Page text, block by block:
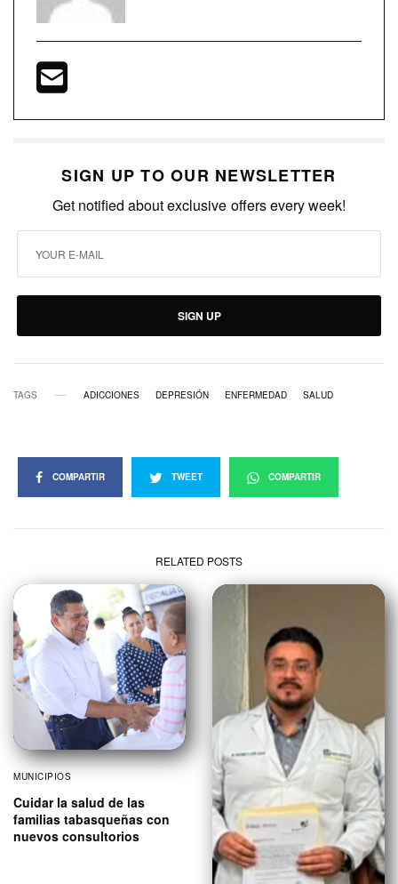
SIGN UP TO OUR NEWSLETTER
Get notified about exclusive offers every week!
SIGN UP
TAGS ADICCIONES DEPRESIÓN ENFERMEDAD SALUD
COMPARTIR TWEET COMPARTIR
RELATED POSTS
MUNICIPIOS
Cuidar la salud de las
familias tabasqueñas con
nuevos consultorios